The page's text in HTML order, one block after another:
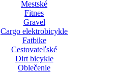
Mestské
Fitnes
Gravel
Cargo elektrobicykle
Fatbike
Cestovateľské
Dirt bicykle
Oblečenie